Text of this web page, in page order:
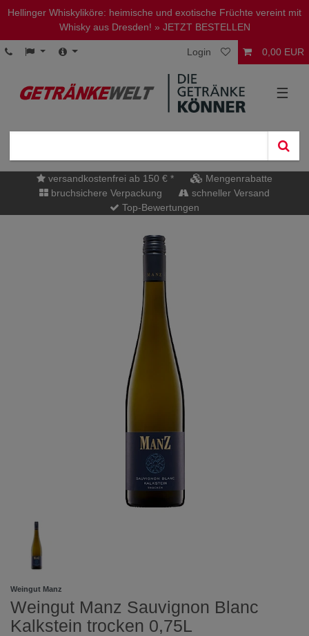
Hellinger Whiskyliköre: heimische und exotische Früchte vereint mit
Whisky aus Dresden! » JETZT BESTELLEN
Login 0,00 EUR
☰
versandkostenfrei ab 150 € *
Mengenrabatte
bruchsichere Verpackung
schneller Versand
Top-Bewertungen
Weingut Manz
Weingut Manz Sauvignon Blanc
Kalkstein trocken 0,75L